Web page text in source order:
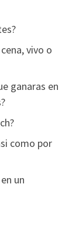
vivo o
ganaras en
como por
un